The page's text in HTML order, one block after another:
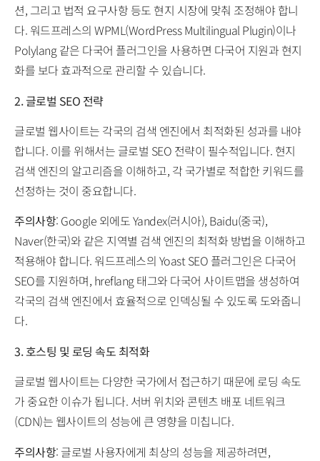
션, 그리고 법적 요구사항 등도 현지 시장에 맞춰 조정해야 합니
다. 워드프레스의 WPML(WordPress Multilingual Plugin)이나
Polylang 같은 다국어 플러그인을 사용하면 다국어 지원과 현지
화를 보다 효과적으로 관리할 수 있습니다.
2. 글로벌 SEO 전략
글로벌 웹사이트는 각국의 검색 엔진에서 최적화된 성과를 내야
합니다. 이를 위해서는 글로벌 SEO 전략이 필수적입니다. 현지
검색 엔진의 알고리즘을 이해하고, 각 국가별로 적합한 키워드를
선정하는 것이 중요합니다.
주의사항: Google 외에도 Yandex(러시아), Baidu(중국),
Naver(한국)와 같은 지역별 검색 엔진의 최적화 방법을 이해하고
적용해야 합니다. 워드프레스의 Yoast SEO 플러그인은 다국어
SEO를 지원하며, hreflang 태그와 다국어 사이트맵을 생성하여
각국의 검색 엔진에서 효율적으로 인덱싱될 수 있도록 도와줍니
다.
3. 호스팅 및 로딩 속도 최적화
글로벌 웹사이트는 다양한 국가에서 접근하기 때문에 로딩 속도
가 중요한 이슈가 됩니다. 서버 위치와 콘텐츠 배포 네트워크
(CDN)는 웹사이트의 성능에 큰 영향을 미칩니다.
주의사항: 글로벌 사용자에게 최상의 성능을 제공하려면,